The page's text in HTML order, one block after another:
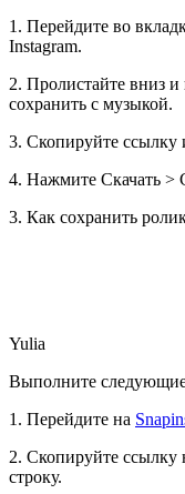
1. Перейдите во
Instagram.
2. Пролистайте вниз
сохранить с музыкой.
3. Скопируйте ссылку
4. Нажмите Скачать >
3. Как сохранить
Yulia
Выполните
1. Перейдите на
2. Скопируйте ссылку
строку.